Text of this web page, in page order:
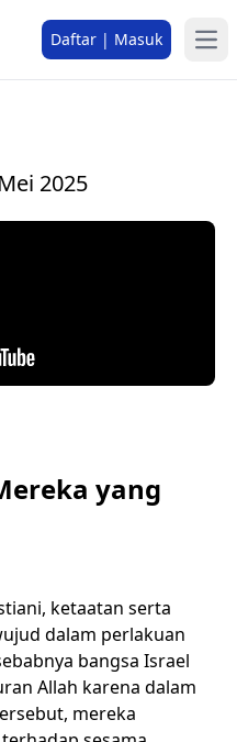
Daftar | Masuk
2025
yang
ketaatan serta
dalam perlakuan
bangsa Israel
Allah karena dalam
mereka